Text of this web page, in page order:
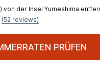
von der Insel Yumeshima
(52 reviews)
PRÜFEN